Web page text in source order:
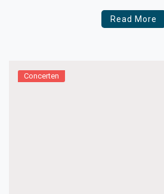
Read More
Concerten